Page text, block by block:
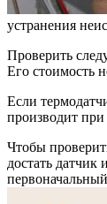
устранения
Проверить
Его стоимость
Если
производит при
Чтобы
достать датчик